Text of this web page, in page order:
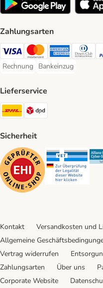
Zahlungsarten
Visa Payment Method
Mastercard Payment
AmericanDiners
Rechnung
Rechnung Payment Method
Bankeinzug
Bankeinzug Payment
Lieferservice
DHL Shipping Method
Sicherheit
Security
Kontakt Versandkosten und
Allgemeine
Vertrag widerrufen
Zahlungsarten
Über uns
Corporate Website